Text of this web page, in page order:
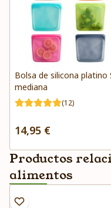
Bolsa de silicona platino
mediana
(12)
14,95 €
Productos
alimentos